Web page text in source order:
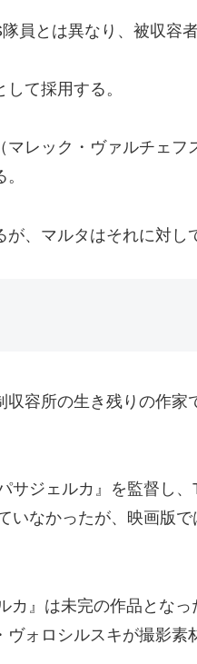
員とは異なり、被収容
て採用する。
レック・ヴァルチェ
、マルタはそれに対し
容所の生き残りの作
ジェルカ』を監督し
なかったが、映画版
』は未完の作品とな
ォロシルスキが撮影